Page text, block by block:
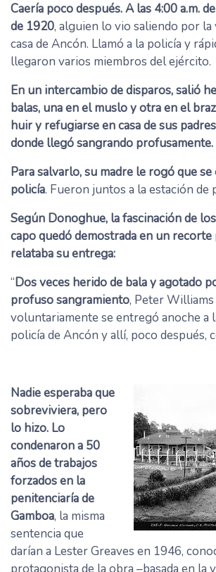
Caería poco después. A las 4:00 a.m.
de 1920, alguien lo vio saliendo por la
casa de Ancón. Llamó a la policía y
llegaron varios miembros del ejército.
En un intercambio de disparos, salió
balas, una en el muslo y otra en el
huir y refugiarse en casa de sus
donde llegó sangrando profusamente.
Para salvarlo, su madre le rogó que
policía. Fueron juntos a la estación de
Según Donoghue, la fascinación de
capo quedó demostrada en un
relataba su entrega:
“Dos veces herido de bala y agotado
profuso sangramiento, Peter Williams
voluntariamente se entregó anoche a
policía de Ancón y allí, poco después,
Nadie esperaba que
sobreviviera, pero
lo hizo. Lo
condenaron a 50
años de trabajos
forzados en la
penitenciaría de
Gamboa, la misma
sentencia que
darían a Lester Greaves en 1946,